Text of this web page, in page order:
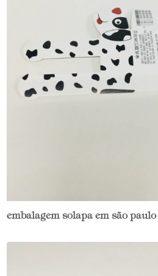
embalagem solapa em são paulo